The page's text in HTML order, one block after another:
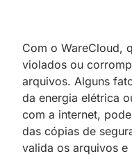
Com o WareCloud,
violados ou
arquivos. Alguns
da energia elétrica
com a internet,
das cópias de
valida os arquivos